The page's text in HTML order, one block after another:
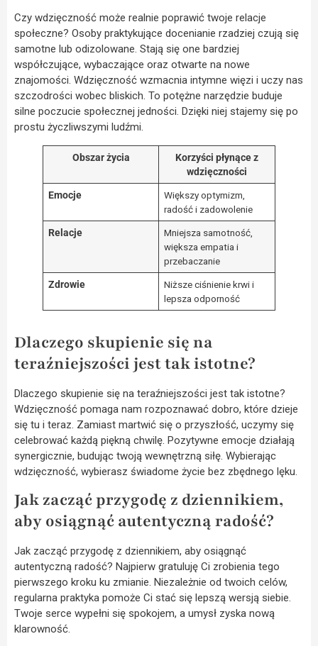
Czy wdzięczność może realnie poprawić twoje relacje
społeczne? Osoby praktykujące docenianie rzadziej czują się
samotne lub odizolowane. Stają się one bardziej
współczujące, wybaczające oraz otwarte na nowe
znajomości. Wdzięczność wzmacnia intymne więzi i uczy nas
szczodrości wobec bliskich. To potężne narzędzie buduje
silne poczucie społecznej jedności. Dzięki niej stajemy się po
prostu życzliwszymi ludźmi.
Obszar życia
Korzyści płynące z
wdzięczności
Emocje
Większy optymizm,
radość i zadowolenie
Relacje
Mniejsza samotność,
większa empatia i
przebaczanie
Zdrowie
Niższe ciśnienie krwi i
lepsza odporność
Dlaczego skupienie się na
teraźniejszości jest tak istotne?
Dlaczego skupienie się na teraźniejszości jest tak istotne?
Wdzięczność pomaga nam rozpoznawać dobro, które dzieje
się tu i teraz. Zamiast martwić się o przyszłość, uczymy się
celebrować każdą piękną chwilę. Pozytywne emocje działają
synergicznie, budując twoją wewnętrzną siłę. Wybierając
wdzięczność, wybierasz świadome życie bez zbędnego lęku.
Jak zacząć przygodę z dziennikiem,
aby osiągnąć autentyczną radość?
Jak zacząć przygodę z dziennikiem, aby osiągnąć
autentyczną radość? Najpierw gratuluję Ci zrobienia tego
pierwszego kroku ku zmianie. Niezależnie od twoich celów,
regularna praktyka pomoże Ci stać się lepszą wersją siebie.
Twoje serce wypełni się spokojem, a umysł zyska nową
klarowność.